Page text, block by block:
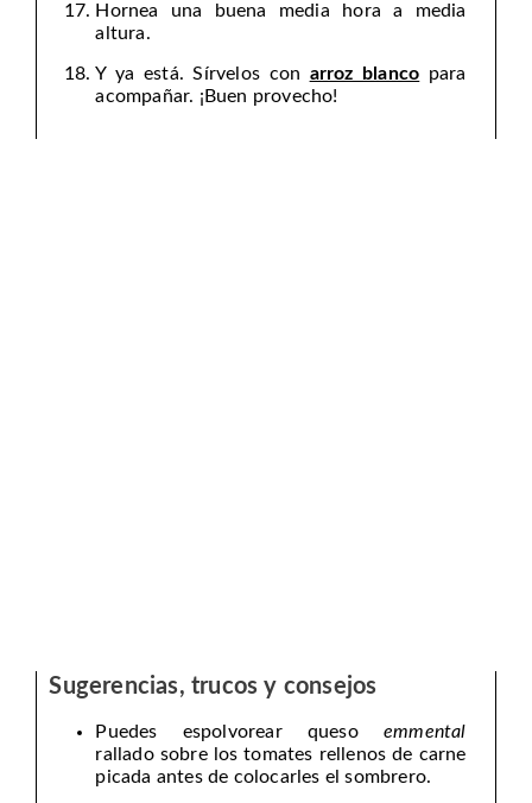
Hornea una buena media hora a media
altura.
Y ya está. Sírvelos con arroz blanco para
acompañar. ¡Buen provecho!
Sugerencias, trucos y consejos
Puedes espolvorear queso emmental
rallado sobre los tomates rellenos de carne
picada antes de colocarles el sombrero.